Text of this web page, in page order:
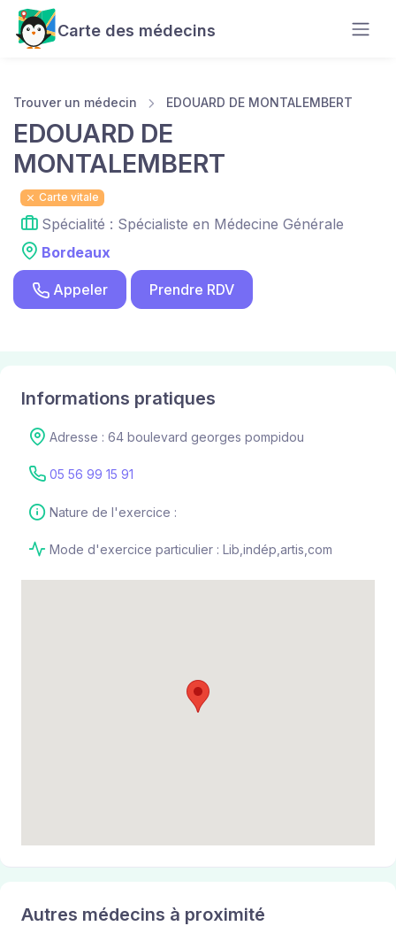
Carte des médecins
Trouver un médecin EDOUARD DE MONTALEMBERT
EDOUARD DE
MONTALEMBERT
Carte vitale
Spécialité : Spécialiste en Médecine Générale
Bordeaux
Appeler Prendre RDV
Informations pratiques
Adresse : 64 boulevard georges pompidou
05 56 99 15 91
Nature de l'exercice :
Mode d'exercice particulier : Lib,indép,artis,com
Autres médecins à proximité